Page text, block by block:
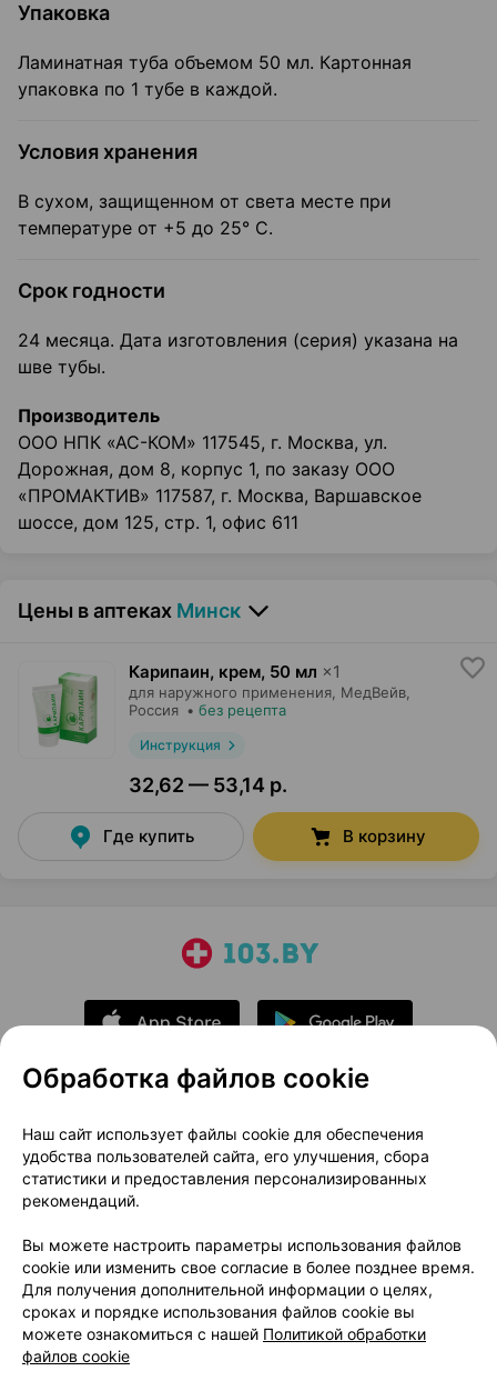
Упаковка
Ламинатная туба объемом 50 мл. Картонная
упаковка по 1 тубе в каждой.
Условия хранения
В сухом, защищенном от света месте при
температуре от +5 до 25° C.
Срок годности
24 месяца. Дата изготовления (серия) указана на
шве тубы.
Производитель
ООО НПК «АС-КОМ» 117545, г. Москва, ул.
Дорожная, дом 8, корпус 1, по заказу ООО
«ПРОМАКТИВ» 117587, г. Москва, Варшавское
шоссе, дом 125, стр. 1, офис 611
Цены в аптеках Минск
Карипаин, крем, 50 мл ×1
для наружного применения, МедВейв,
Россия • без рецепта
Инструкция
32,62 — 53,14 р.
Где купить В корзину
О проекте
Новости проекта
Размещение рекламы
Медицинский маркетинг
Публичный договор
Доставка
Способы оплаты
Вакансии
Партнеры
Написать руководителю 103.by
Написать в поддержку
Персональные настройки Cookie
Обработка файлов cookie
Наш сайт использует файлы cookie для обеспечения
удобства пользователей сайта, его улучшения, сбора
статистики и предоставления персонализированных
рекомендаций.
Вы можете настроить параметры использования файлов
cookie или изменить свое согласие в более позднее время.
Для получения дополнительной информации о целях,
сроках и порядке использования файлов cookie вы
можете ознакомиться с нашей Политикой обработки
файлов cookie